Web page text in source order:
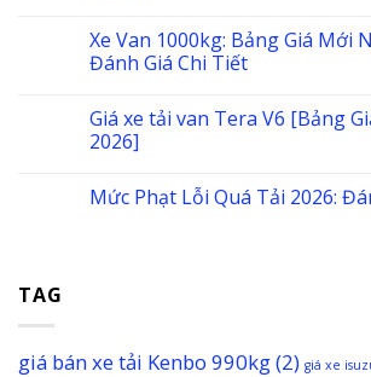
Xe Van 1000kg: Bảng Giá Mới
Đánh Giá Chi Tiết
Giá xe tải van Tera V6 [Bảng
2026]
Mức Phạt Lỗi Quá Tải 2026:
TAG
giá bán xe tải Kenbo 990kg(2) giá xe